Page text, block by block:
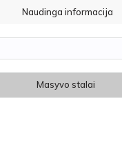
Naudinga informacija
Masyvo stalai